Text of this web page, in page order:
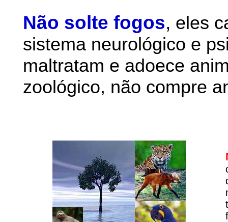
Não solte fogos, eles
sistema neurológico e
maltratam e adoece
zoológico, não compre